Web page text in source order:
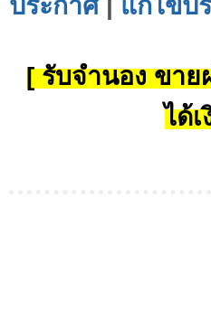
[ รับจำนอง ขาย
ได้